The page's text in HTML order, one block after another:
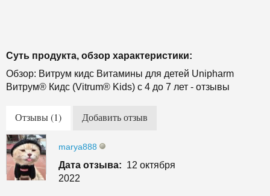
Суть продукта, обзор характеристики:
Обзор: Витрум кидс Витамины для детей Unipharm
Витрум® Кидс (Vitrum® Kids) с 4 до 7 лет - отзывы
Отзывы (1) Добавить отзыв
marya888
Дата отзыва: 12 октября
2022